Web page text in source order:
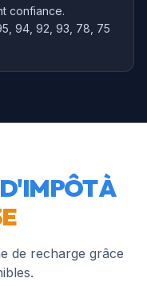
confiance.
94, 92, 93, 78, 75
À
de recharge grâce